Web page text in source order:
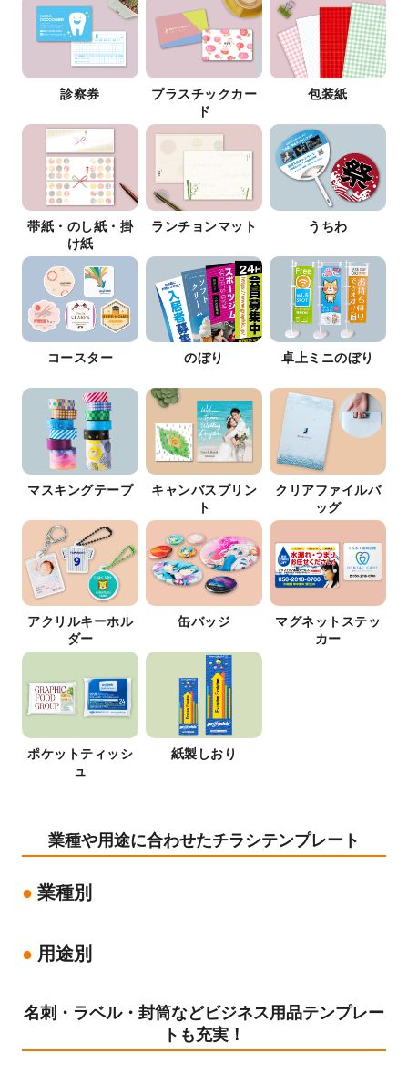
診察券
プラスチックカー
ド
包装紙
帯紙・のし紙・掛
け紙
ランチョンマット うちわ
コースター のぼり 卓上ミニのぼり
マスキングテープ
キャンバスプリン
ト
クリアファイルバ
ッグ
アクリルキーホル
ダー
缶バッジ
マグネットステッ
カー
ポケットティッシ
ュ
紙製しおり
業種や用途に合わせたチラシテンプレート
業種別
用途別
名刺・ラベル・封筒などビジネス用品テンプレー
トも充実！